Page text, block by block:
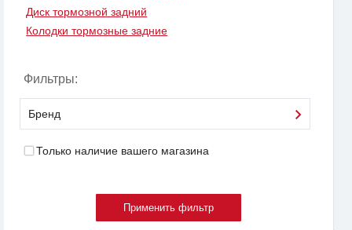
Диск тормозной задний
Колодки тормозные задние
Фильтры:
Бренд
Только наличие вашего магазина